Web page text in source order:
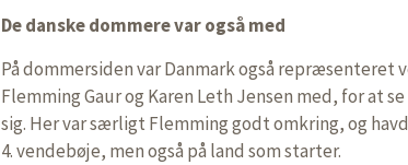
De danske dommere var også med
På dommersiden var Danmark også repræsenteret
Flemming Gaur og Karen Leth Jensen med, for at
sig. Her var særligt Flemming godt omkring, og
4. vendebøje, men også på land som starter.